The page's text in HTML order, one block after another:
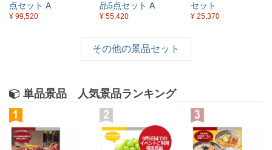
点セット A
¥ 99,520
品5点セット A
¥ 55,420
セット
¥ 25,370
その他の景品セット
単品景品 人気景品ランキング